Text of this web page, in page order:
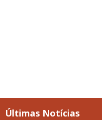
Últimas Notícias